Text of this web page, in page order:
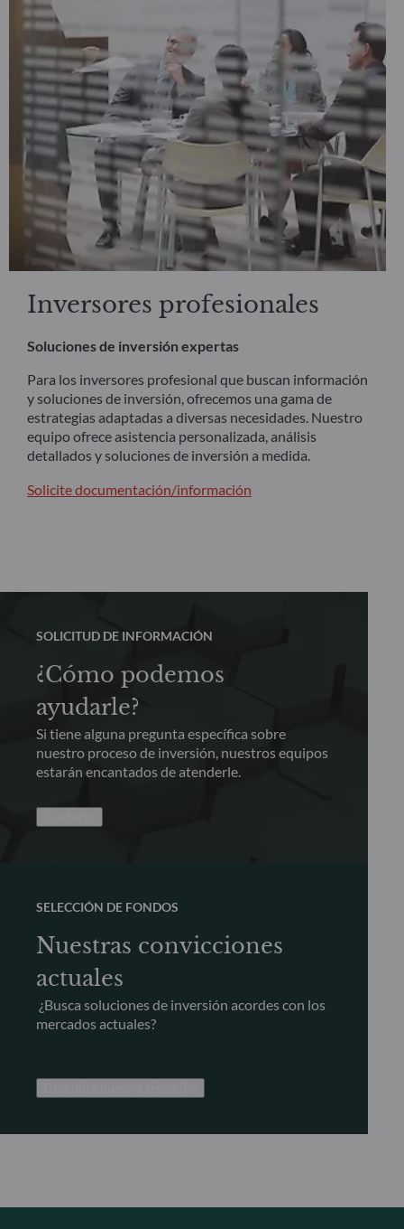
Inversores profesionales
Soluciones de inversión expertas
Para los inversores profesional que buscan información
y soluciones de inversión, ofrecemos una gama de
estrategias adaptadas a diversas necesidades. Nuestro
equipo ofrece asistencia personalizada, análisis
detallados y soluciones de inversión a medida.
Solicite documentación/información
SOLICITUD DE INFORMACIÓN
¿Cómo podemos
ayudarle?
Si tiene alguna pregunta específica sobre
nuestro proceso de inversión, nuestros equipos
estarán encantados de atenderle.
SELECCIÓN DE FONDOS
Nuestras convicciones
actuales
¿Busca soluciones de inversión acordes con los
mercados actuales?